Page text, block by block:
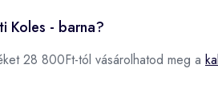
Koles - barna?
28 800Ft-tól vásárolhatod meg a